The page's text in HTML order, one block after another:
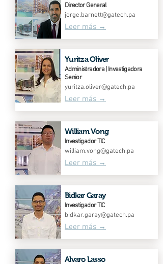
Director General
jorge.barnett@gatech.pa
Leer más →
Yuritza Oliver
Administradora | Investigadora
Senior
yuritza.oliver@gatech.pa
Leer más →
William Vong
Investigador TIC
william.vong@gatech.pa
Leer más →
Bidkar Garay
Investigador TIC
bidkar.garay@gatech.pa
Leer más →
Alvaro Lasso